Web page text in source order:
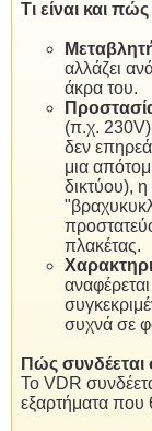
Τι είναι και
αλλάζει
άκρα του.
(π.χ.
δεν
μια
δικτύου),
πλακέτας.
συχνά σε
Πώς
Το VDR
εξαρτήματα που